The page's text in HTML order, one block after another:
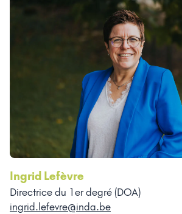
Ingrid Lefèvre
Directrice du 1er degré (DOA)
ingrid.lefevre@inda.be